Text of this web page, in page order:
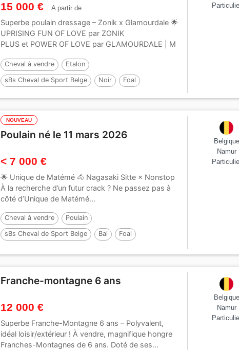
15 000 € A partir de
Superbe poulain dressage – Zonik x Glamourdale 🌟
UPRISING FUN OF LOVE par ZONIK
PLUS et POWER OF LOVE par GLAMOURDALE | M
Cheval à vendre Etalon
sBs Cheval de Sport Belge Noir Foal
NOUVEAU
Poulain né le 11 mars 2026
< 7 000 €
🌟 Unique de Matémé 🐴 Nagasaki Sitte × Nonstop
À la recherche d’un futur crack ? Ne passez pas à
côté d’Unique de Matémé...
Cheval à vendre Poulain
sBs Cheval de Sport Belge Bai Foal
Belgique
Namur
Franche-montagne 6 ans
12 000 €
Superbe Franche-Montagne 6 ans – Polyvalent,
idéal loisir/extérieur ! À vendre, magnifique hongre
Franches-Montagnes de 6 ans. Doté de ses...
Belgique
Namur